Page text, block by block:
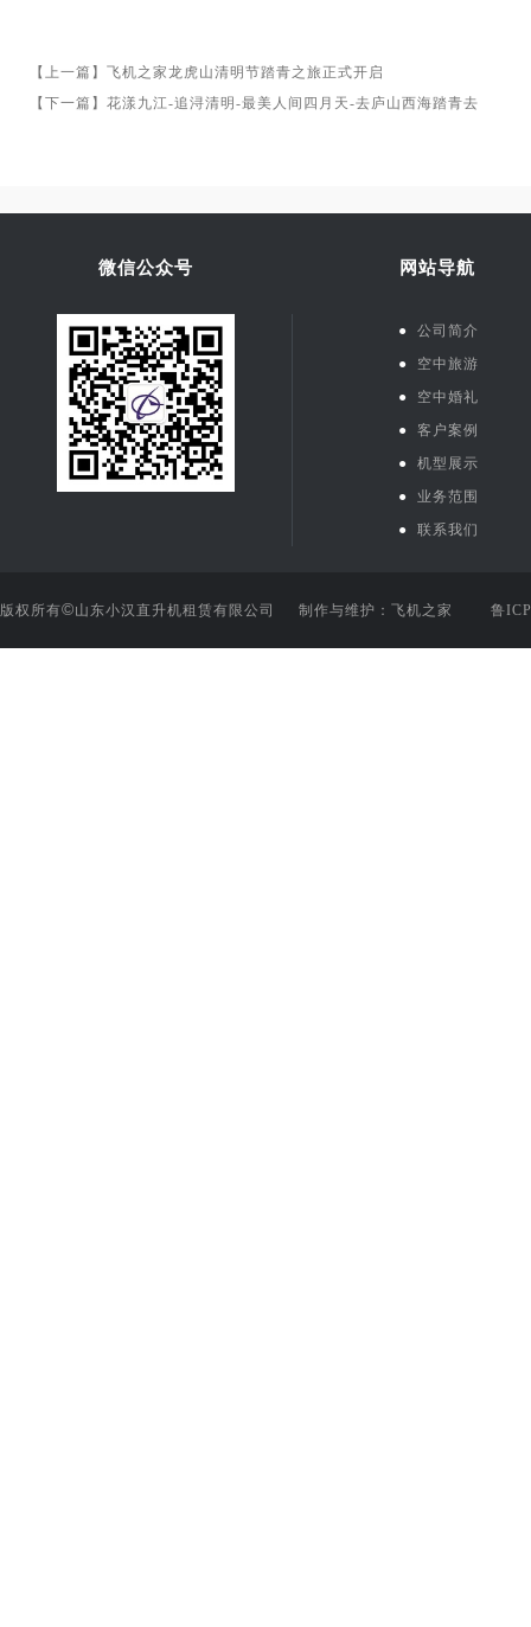
【上一篇】 飞机之家龙虎山清明节踏青之旅正式开启
【下一篇】 花漾九江-追浔清明-最美人间四月天-去庐山西海踏青去
微信公众号 网站导航
● 公司简介
● 空中旅游
● 空中婚礼
● 客户案例
● 机型展示
● 业务范围
● 联系我们
版权所有©山东小汉直升机租赁有限公司 制作与维护： 飞机之家 鲁